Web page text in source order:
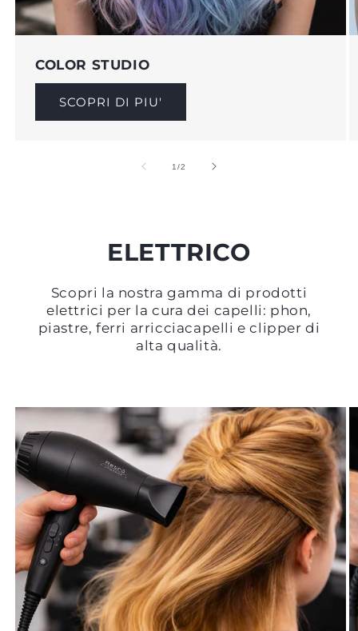
COLOR STUDIO
SCOPRI DI PIU'
1/su
2
ELETTRICO
Scopri la nostra gamma di prodotti
elettrici per la cura dei capelli: phon,
piastre, ferri arricciacapelli e clipper di
alta qualità.